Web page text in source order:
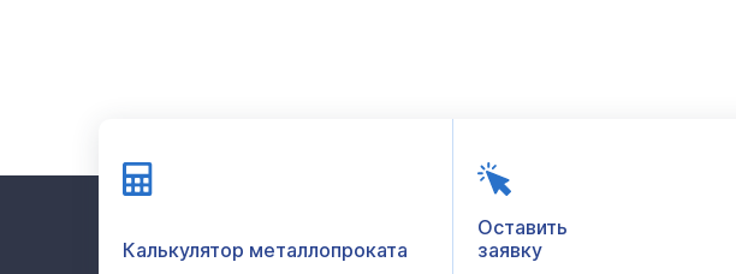
Калькулятор металлопроката
Оставить
заявку